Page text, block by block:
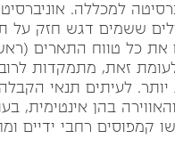
למכללה.
ששמים דגש חזק על
את כל טווח התארים
זאת, מתמקדות
יותר. לעיתים תנאי
בהן אינטימית,
קמפוסים רחבי ידיים